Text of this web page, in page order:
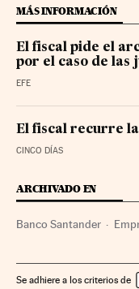
MÁS INFORMACIÓN
El fiscal pide el
por el caso de las
EFE
El fiscal recurre
CINCO DÍAS
ARCHIVADO EN
Banco Santander
Se adhiere a los criterios de